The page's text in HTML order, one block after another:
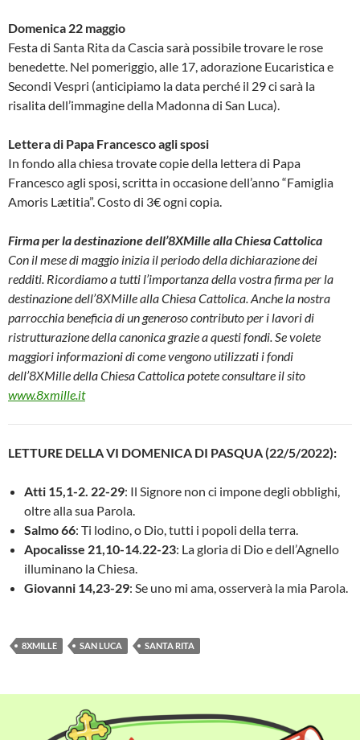
Domenica 22 maggio
Festa di Santa Rita da Cascia sarà possibile trovare le rose
benedette. Nel pomeriggio, alle 17, adorazione Eucaristica e
Secondi Vespri (anticipiamo la data perché il 29 ci sarà la
risalita dell’immagine della Madonna di San Luca).
Lettera di Papa Francesco agli sposi
In fondo alla chiesa trovate copie della lettera di Papa
Francesco agli sposi, scritta in occasione dell’anno “Famiglia
Amoris Lætitia”. Costo di 3€ ogni copia.
Firma per la destinazione dell’8XMille alla Chiesa Cattolica
Con il mese di maggio inizia il periodo della dichiarazione dei
redditi. Ricordiamo a tutti l’importanza della vostra firma per la
destinazione dell’8XMille alla Chiesa Cattolica. Anche la nostra
parrocchia beneficia di un generoso contributo per i lavori di
ristrutturazione della canonica grazie a questi fondi. Se volete
maggiori informazioni di come vengono utilizzati i fondi
dell’8XMille della Chiesa Cattolica potete consultare il sito
www.8xmille.it
LETTURE DELLA VI DOMENICA DI PASQUA (22/5/2022):
Atti 15,1-2. 22-29: Il Signore non ci impone degli obblighi,
oltre alla sua Parola.
Salmo 66: Ti lodino, o Dio, tutti i popoli della terra.
Apocalisse 21,10-14.22-23: La gloria di Dio e dell’Agnello
illuminano la Chiesa.
Giovanni 14,23-29: Se uno mi ama, osserverà la mia Parola.
8XMILLE SAN LUCA SANTA RITA